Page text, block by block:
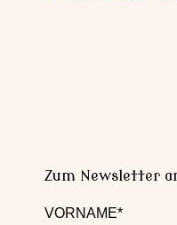
Zum Newsletter
VORNAME*